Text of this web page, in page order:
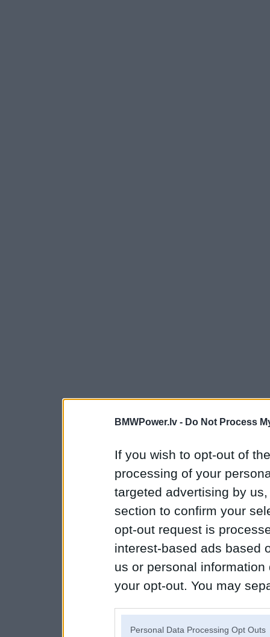
BMWPower.lv - Do Not Process
If you wish to opt-out of
processing of your
targeted advertising by
section to confirm your
opt-out request is
interest-based ads based
us or personal
your opt-out. You may
Personal Data Processing Opt Outs